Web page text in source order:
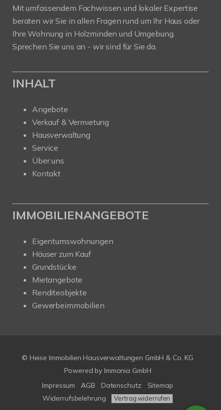
Mit umfassendem Fachwissen und lokaler Expertise
beraten wir Sie in allen Fragen rund um Ihr Haus oder
Ihre Wohnung in Holzminden und Umgebung.
Sprechen Sie uns an - wir sind für Sie da.
INHALT
Angebote
Verkauf & Vermietung
Hausverwaltung
Service
Über uns
Kontakt
IMMOBILIENANGEBOTE
Eigentumswohnungen
Häuser zum Kauf
Grundstücke
Mietangebote
Renditeobjekte
Gewerbeimmobilien
© Heise Immobilien Hausverwaltungen GmbH & Co. KG
Powered by Immonia GmbH
Impressum
AGB Datenschutz
Sitemap
Widerrufsbelehrung
Vertrag widerrufen